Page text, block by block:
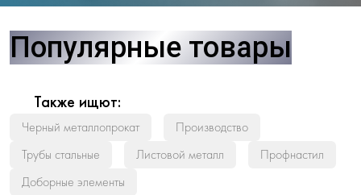
Популярные товары
Также ищют:
Черный металлопрокат
Производство
Трубы стальные
Листовой металл
Профнастил
Доборные элементы